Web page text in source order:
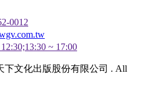
0012
~ 17:00
下文化出版股份有限公司 . All